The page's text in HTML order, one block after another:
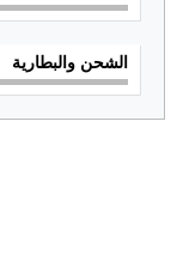
الشحن والبطارية